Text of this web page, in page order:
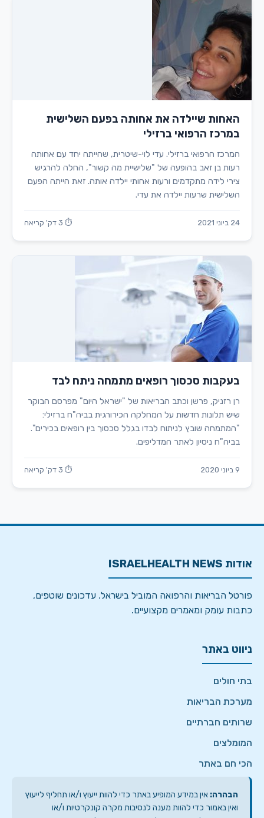
האחות שיילדה את אחותה בפעם השלישית
במרכז הרפואי ברזילי
המרכז הרפואי ברזילי. עדי לוי-שיטרית, שהייתה יחד עם אחותה
רעות בן זאב בהופעה של "שלישיית מה קשור", החלה להרגיש
צירי לידה מתקדמים ורעות אחותי יילדה אותה. זאת הייתה הפעם
השלישית שרעות יילדה את עדי.
24 ביוני 2021 ⏱ 3 דק' קריאה
בעקבות סכסוך רופאים מתמחה ניתח לבד
רן רזניק, פרשן וכתב הבריאות של "ישראל היום" מפרסם הבוקר
שיש תלונות חדשות על המחלקה הכירורגית בביה"ח ברזילי:
"המתמחה שובץ לניתוח לבדו בגלל סכסוך בין רופאים בכירים".
בביה"ח ניסיון לאתר המדליפים.
9 ביוני 2020 ⏱ 3 דק' קריאה
אודות ISRAELHEALTH NEWS
פורטל הבריאות והרפואה המוביל בישראל. עדכונים שוטפים,
כתבות עומק ומאמרים מקצועיים.
ניווט באתר
בתי חולים
מערכת הבריאות
שרותים חברתיים
המומלצים
הכי חם באתר
הבהרה: אין במידע המופיע באתר כדי להוות ייעוץ ו/או תחליף לייעוץ
ואין באמור כדי להוות מענה לנסיבות מקרה קונקרטיות ו/או